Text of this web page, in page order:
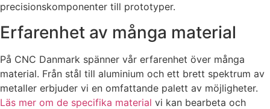
precisionskomponenter till prototyper.
Erfarenhet av många material
På CNC Danmark spänner vår erfarenhet över många
material. Från stål till aluminium och ett brett spektrum av
metaller erbjuder vi en omfattande palett av möjligheter.
Läs mer om de specifika material vi kan bearbeta och